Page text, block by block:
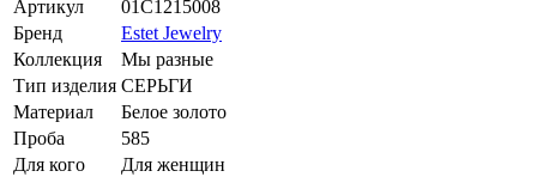
Артикул
01С1215008
Бренд
Estet Jewelry
Коллекция
Мы разные
Тип изделия СЕРЬГИ
Материал
Белое золото
Проба
585
Для кого
Для женщин